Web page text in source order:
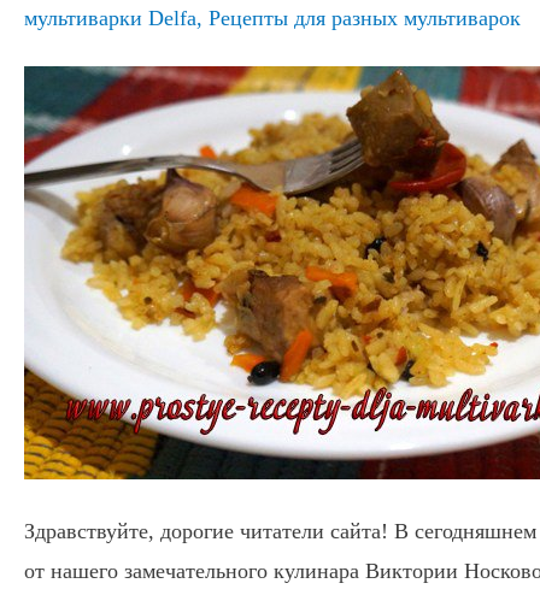
мультиварки Delfa, Рецепты для разных мультиварок
Здравствуйте, дорогие читатели сайта! В
от нашего замечательного кулинара Виктории